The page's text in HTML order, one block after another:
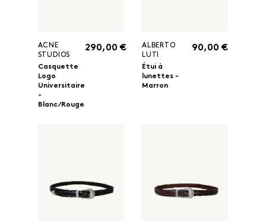
ACNE
STUDIOS
Casquette
Logo
Universitaire
-
Blanc/Rouge
290,00 €
ALBERTO
LUTI
Étui à
lunettes -
Marron
90,00 €